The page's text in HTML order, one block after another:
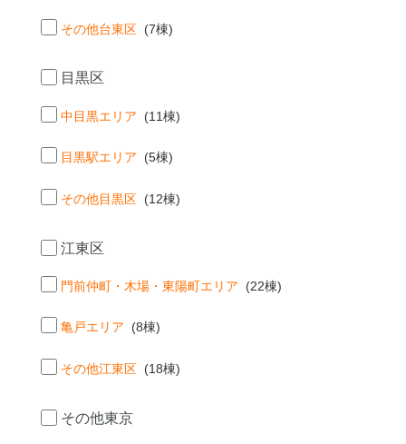
その他台東区 (7棟)
目黒区
中目黒エリア (11棟)
目黒駅エリア (5棟)
その他目黒区 (12棟)
江東区
門前仲町・木場・東陽町エリア (22棟)
亀戸エリア (8棟)
その他江東区 (18棟)
その他東京